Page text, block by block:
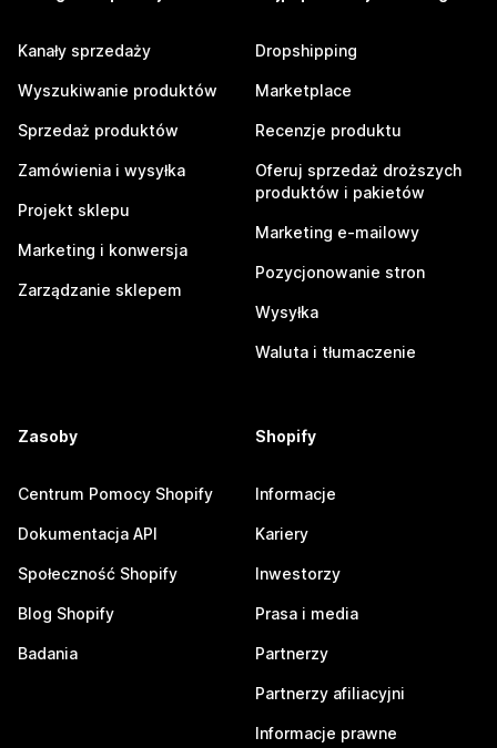
Kanały sprzedaży
Wyszukiwanie produktów
Sprzedaż produktów
Zamówienia i wysyłka
Projekt sklepu
Marketing i konwersja
Zarządzanie sklepem
Dropshipping
Marketplace
Recenzje produktu
Oferuj sprzedaż droższych
produktów i pakietów
Marketing e-mailowy
Pozycjonowanie stron
Wysyłka
Waluta i tłumaczenie
Zasoby
Centrum Pomocy Shopify
Dokumentacja API
Społeczność Shopify
Blog Shopify
Badania
Shopify
Informacje
Kariery
Inwestorzy
Prasa i media
Partnerzy
Partnerzy afiliacyjni
Informacje prawne